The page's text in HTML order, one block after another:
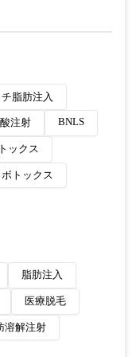
脂肪注入
注射 BNLS
ックス
トックス
脂肪注入
医療脱毛
溶解注射